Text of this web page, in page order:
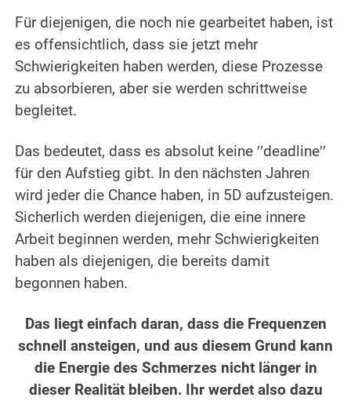
Für diejenigen, die noch nie gearbeitet haben, ist
es offensichtlich, dass sie jetzt mehr
Schwierigkeiten haben werden, diese Prozesse
zu absorbieren, aber sie werden schrittweise
begleitet.
Das bedeutet, dass es absolut keine ′′deadline′′
für den Aufstieg gibt. In den nächsten Jahren
wird jeder die Chance haben, in 5D aufzusteigen.
Sicherlich werden diejenigen, die eine innere
Arbeit beginnen werden, mehr Schwierigkeiten
haben als diejenigen, die bereits damit
begonnen haben.
Das liegt einfach daran, dass die Frequenzen
schnell ansteigen, und aus diesem Grund kann
die Energie des Schmerzes nicht länger in
dieser Realität bleiben.
Ihr werdet also dazu